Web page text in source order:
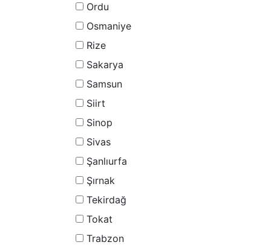
Ordu
Osmaniye
Rize
Sakarya
Samsun
Siirt
Sinop
Sivas
Şanlıurfa
Şırnak
Tekirdağ
Tokat
Trabzon